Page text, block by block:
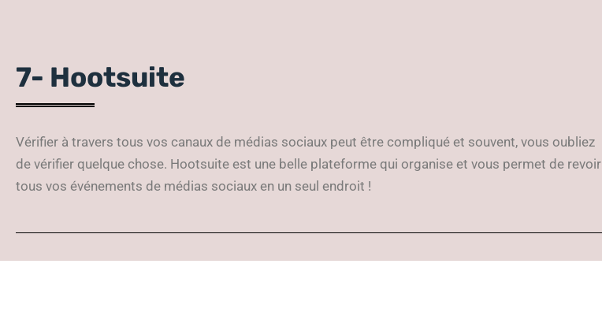
7- Hootsuite
Vérifier à travers tous vos canaux de médias sociaux peut être compliqué et souvent, vous oubliez
de vérifier quelque chose. Hootsuite est une belle plateforme qui organise et vous permet de revoir
tous vos événements de médias sociaux en un seul endroit !